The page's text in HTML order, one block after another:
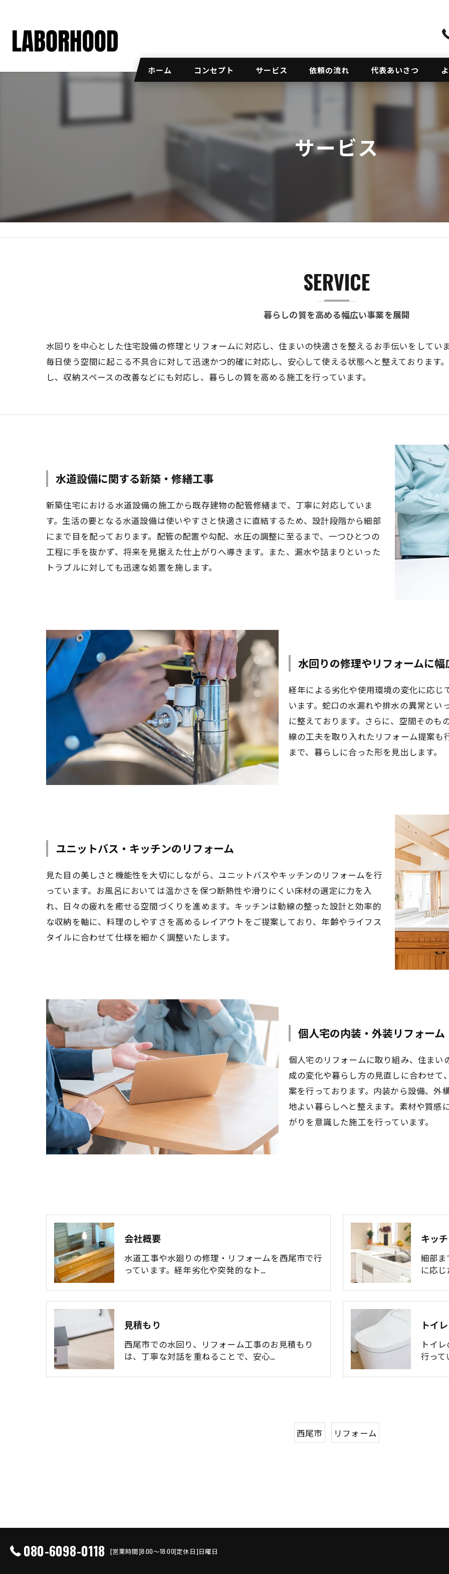
ホーム コンセプト サービス 依頼の流れ 代表あいさつ
サービス
暮らしの質を高める幅広い事業を展開
SERVICE
水回りを中心とした住宅設備の修理とリフォームに対応し、住まいの快適さを整えるお手伝いをしてい
毎日使う空間に起こる不具合に対して迅速かつ的確に対応し、安心して使える状態へと整えております
し、収納スペースの改善などにも対応し、暮らしの質を高める施工を行っています。
水道設備に関する新築・修繕工事
新築住宅における水道設備の施工から既存建物の配管修繕まで、丁寧に対応していま
す。生活の要となる水道設備は使いやすさと快適さに直結するため、設計段階から細部
にまで目を配っております。配管の配置や勾配、水圧の調整に至るまで、一つひとつの
工程に手を抜かず、将来を見据えた仕上がりへ導きます。また、漏水や詰まりといった
トラブルに対しても迅速な処置を施します。
水回りの修理やリフォームに幅
経年による劣化や使用環境の変化に応
います。蛇口の水漏れや排水の異常と
に整えております。さらに、空間その
線の工夫を取り入れたリフォーム提案
まで、暮らしに合った形を見出します。
ユニットバス・キッチンのリフォーム
見た目の美しさと機能性を大切にしながら、ユニットバスやキッチンのリフォームを行
っています。お風呂においては温かさを保つ断熱性や滑りにくい床材の選定に力を入
れ、日々の疲れを癒せる空間づくりを進めます。キッチンは動線の整った設計と効率的
な収納を軸に、料理のしやすさを高めるレイアウトをご提案しており、年齢やライフス
タイルに合わせて仕様を細かく調整いたします。
個人宅の内装・外装リフォーム
個人宅のリフォームに取り組み、住ま
成の変化や暮らし方の見直しに合わせ
案を行っております。内装から設備、外
地よい暮らしへと整えます。素材や質感
がりを意識した施工を行っています。
会社概要
水道工事や水廻りの修理・リフォームを西尾市で行
っています。経年劣化や突発的なト…
キッ
細部
に応
見積もり
西尾市での水回り、リフォーム工事のお見積もり
は、丁寧な対話を重ねることで、安心…
トイレ
トイ
行っ
西尾市 リフォーム
080-6098-0118 [営業時間]8:00～18:00[定休日]日曜日